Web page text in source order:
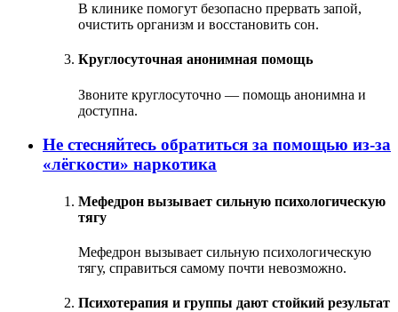
В клинике помогут безопасно прервать запой,
очистить организм и восстановить сон.
Круглосуточная анонимная помощь
Звоните круглосуточно — помощь анонимна и
доступна.
Не стесняйтесь обратиться за помощью из‑за
«лёгкости» наркотика
Мефедрон вызывает сильную психологическую
тягу
Мефедрон вызывает сильную психологическую
тягу, справиться самому почти невозможно.
Психотерапия и группы дают стойкий результат